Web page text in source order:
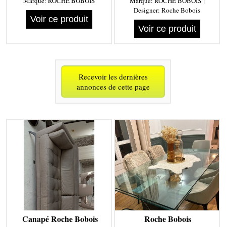
Voir ce produit
Designer: Roche Bobois
Voir ce produit
Recevoir les dernières
annonces de cette page
Canapé Roche Bobois
Roche Bobois